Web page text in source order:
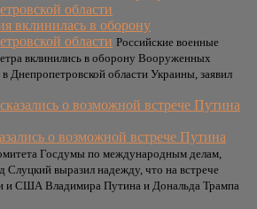
вклинилась в оборону
области Российские военные
вклинились в оборону Вооруженных
Днепропетровской области Украины, заявил
о возможной встрече Путина
Госдумы по международным делам,
выразил надежду, что на встрече
и США Владимира Путина и Дональда Трампа